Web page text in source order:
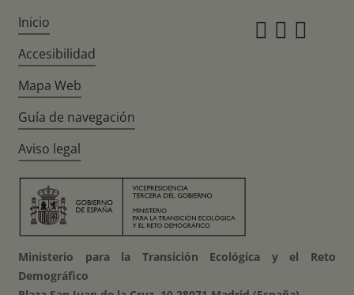
Inicio
Accesibilidad
Mapa Web
Guía de navegación
Aviso legal
Ministerio para la Transición Ecológica y el Reto
Demográfico